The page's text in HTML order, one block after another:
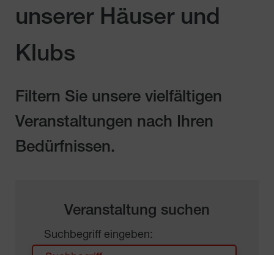
unserer Häuser und
Klubs
Filtern Sie unsere vielfältigen
Veranstaltungen nach Ihren
Bedürfnissen.
Veranstaltung suchen
Suchbegriff eingeben: